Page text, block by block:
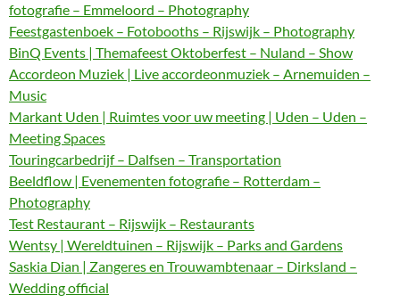
fotografie – Emmeloord – Photography
Feestgastenboek – Fotobooths – Rijswijk – Photography
BinQ Events | Themafeest Oktoberfest – Nuland – Show
Accordeon Muziek | Live accordeonmuziek – Arnemuiden –
Music
Markant Uden | Ruimtes voor uw meeting | Uden – Uden –
Meeting Spaces
Touringcarbedrijf – Dalfsen – Transportation
Beeldflow | Evenementen fotografie – Rotterdam –
Photography
Test Restaurant – Rijswijk – Restaurants
Wentsy | Wereldtuinen – Rijswijk – Parks and Gardens
Saskia Dian | Zangeres en Trouwambtenaar – Dirksland –
Wedding official